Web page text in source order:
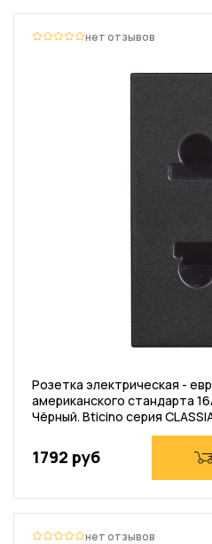
нет отзывов
Розетка электрическая -
американского стандарта
Чёрный. Bticino серия
1792 руб
нет отзывов